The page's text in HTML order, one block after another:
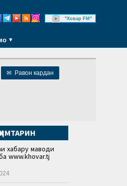
"Ховар FM"
✉ Равон кардан
хабару маводи
www.khovar.tj